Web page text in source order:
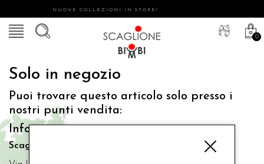
NUOVE COLLEZIONI IN STORE!
0
Solo in negozio
Puoi trovare questo articolo solo presso i
nostri punti vendita:
Info contatti
Scaglione Bimbi di Iacono Maria Angela